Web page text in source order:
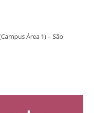
Área 1) – São